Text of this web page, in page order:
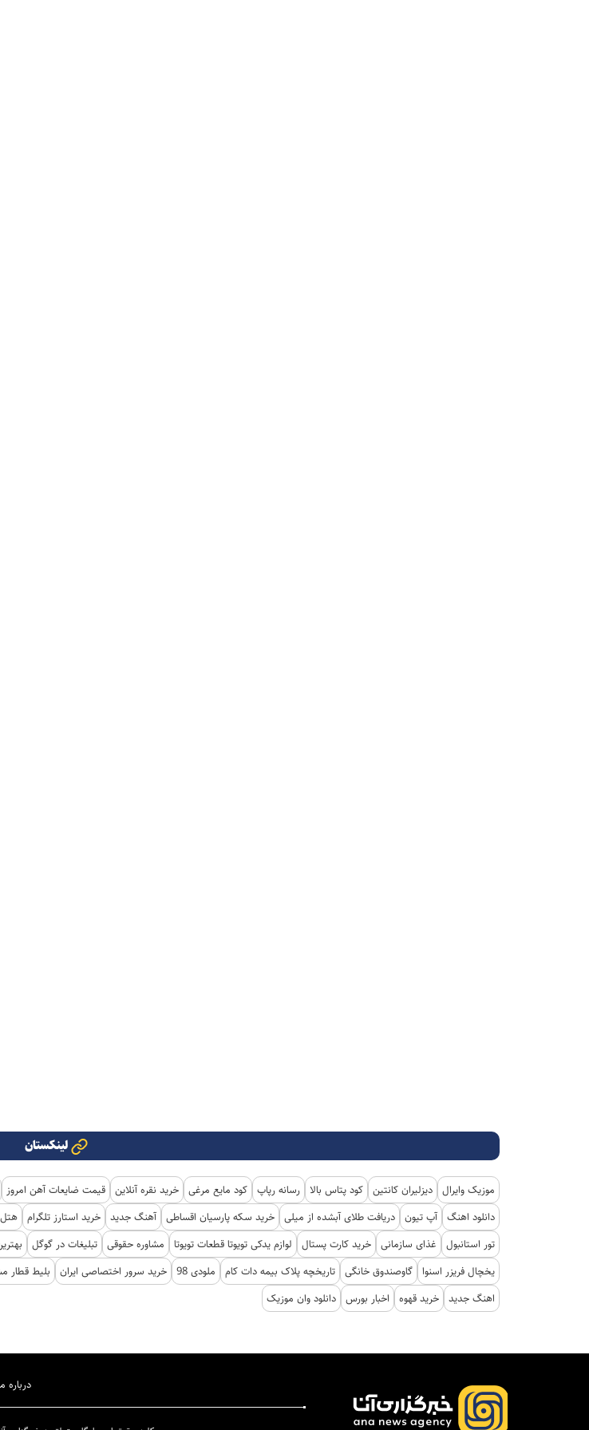
لینکستان
موزیک وایرال دیزلیران کانتین کود پتاس بالا رسانه رپاپ کود مایع مرغی خرید نقره آنلاین قیمت ضایعات آهن امروز
دانلود اهنگ آپ تیون دریافت طلای آبشده از میلی خرید سکه پارسیان اقساطی آهنگ جدید خرید استارز تلگرام هتل
تور استانبول
غذای سازمانی خرید کارت پستال لوازم یدکی تویوتا قطعات تویوتا مشاوره حقوقی تبلیغات در گوگل
یخچال فریزر اسنوا گاوصندوق خانگی تاریخچه پلاک بیمه دات کام ملودی 98 خرید سرور اختصاصی ایران بلیط قطار
اهنگ جدید خرید قهوه اخبار بورس دانلود وان موزیک
درباره